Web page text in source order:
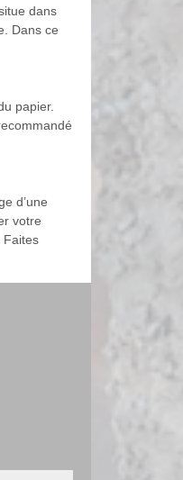
dans
Dans ce
papier.
d’une
votre
Faites